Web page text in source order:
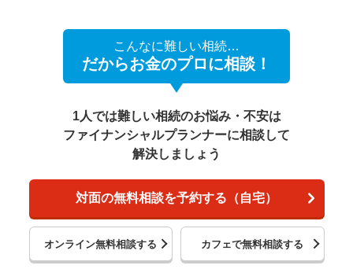
こんなに難しい相続…
だからお金のプロに相談！
1人では難しい相続のお悩み・不安は
ファイナンシャルプランナーに相談して
解決しましょう
対面の無料相談を予約する（自宅）
オンライン無料相談する カフェで無料相談する